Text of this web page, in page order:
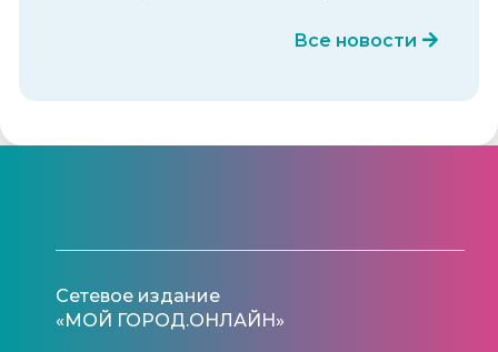
Все новости
Сетевое издание
«МОЙ ГОРОД.ОНЛАЙН»